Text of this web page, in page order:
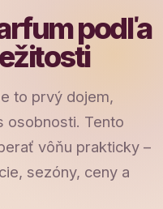
podľa
to prvý dojem,
osobnosti. Tento
vôňu prakticky –
sezóny, ceny a